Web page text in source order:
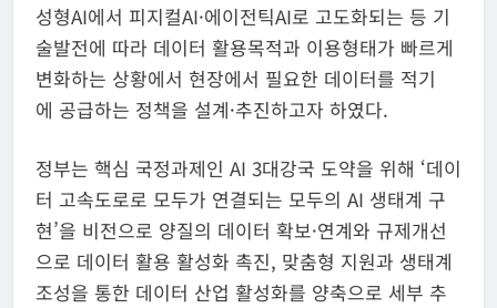
성형AI에서 피지컬AI·에이전틱AI로 고도화되는 등 기
술발전에 따라 데이터 활용목적과 이용형태가 빠르게
변화하는 상황에서 현장에서 필요한 데이터를 적기
에 공급하는 정책을 설계·추진하고자 하였다.
정부는 핵심 국정과제인 AI 3대강국 도약을 위해 ‘데이
터 고속도로로 모두가 연결되는 모두의 AI 생태계 구
현’을 비전으로 양질의 데이터 확보·연계와 규제개선
으로 데이터 활용 활성화 촉진, 맞춤형 지원과 생태계
조성을 통한 데이터 산업 활성화를 양축으로 세부 추